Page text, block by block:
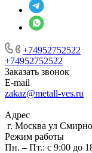
+74952752522
+74952752522
Заказать звонок
E-mail
zakaz@metall-ves.ru
Адрес
г. Москва ул
Режим работы
Пн. – Пт.: с 9:00 до